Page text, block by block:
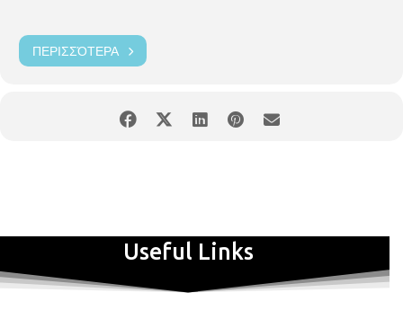
ΠΕΡΙΣΣΌΤΕΡΑ
Useful Links